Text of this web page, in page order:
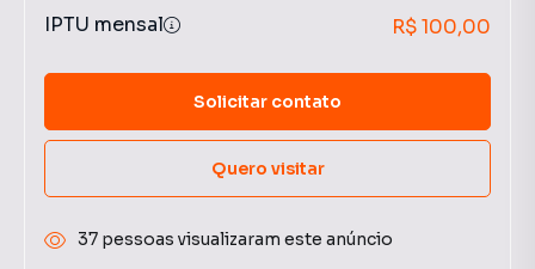
IPTU mensal
R$ 100,00
Solicitar contato
Quero visitar
37 pessoas visualizaram este anúncio